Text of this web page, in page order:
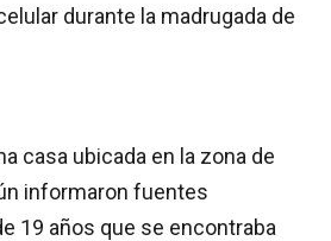
durante la madrugada de
casa ubicada en la zona de
informaron fuentes
19 años que se encontraba